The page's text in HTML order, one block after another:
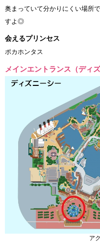
奥まっていて分かりにくい場所
すよ◎
会えるプリンセス
ポカホンタス
メインエントランス（ディズ
ア